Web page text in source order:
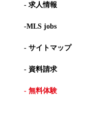
- 求人情報
-MLS jobs
- サイトマップ
- 資料請求
- 無料体験